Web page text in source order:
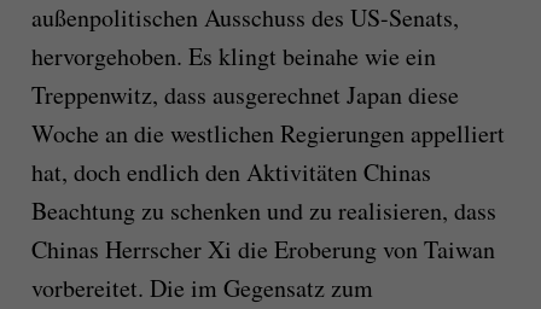
außenpolitischen Ausschuss des US-Senats,
hervorgehoben. Es klingt beinahe wie ein
Treppenwitz, dass ausgerechnet Japan diese
Woche an die westlichen Regierungen appelliert
hat, doch endlich den Aktivitäten Chinas
Beachtung zu schenken und zu realisieren, dass
Chinas Herrscher Xi die Eroberung von Taiwan
vorbereitet. Die im Gegensatz zum